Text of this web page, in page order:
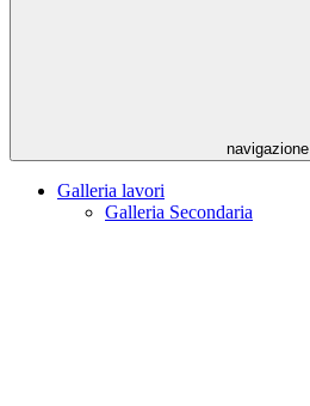
navigazione
Galleria lavori
Galleria Secondaria